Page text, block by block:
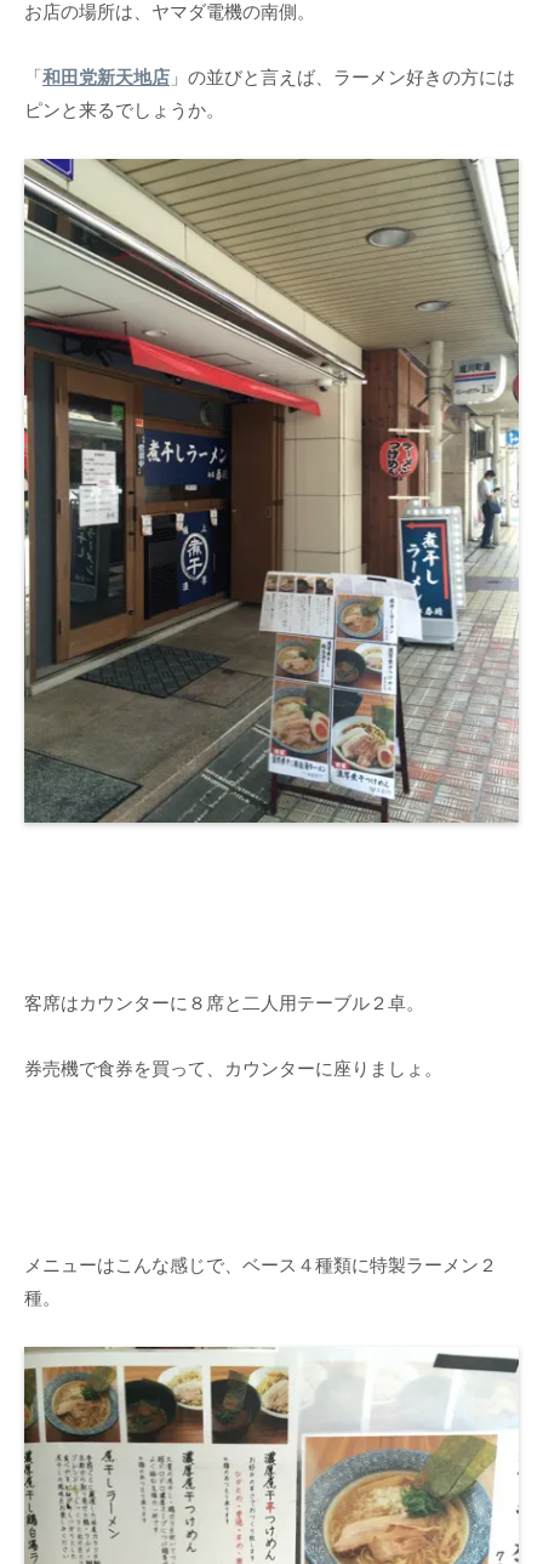
お店の場所は、ヤマダ電機の南側。
「 和田党新天地店 」の並びと言えば、ラーメン好きの方には
ピンと来るでしょうか。
客席はカウンターに８席と二人用テーブル２卓。
券売機で食券を買って、カウンターに座りましょ。
メニューはこんな感じで、ベース４種類に特製ラーメン２
種。